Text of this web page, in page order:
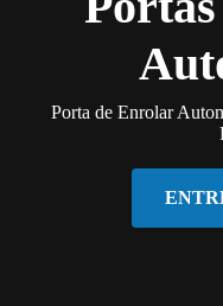
Porta de Enrolar